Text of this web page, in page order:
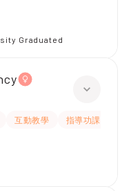
Graduated
互動教學 指導功課